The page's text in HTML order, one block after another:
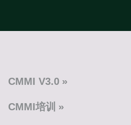
CMMI V3.0
CMMI培训